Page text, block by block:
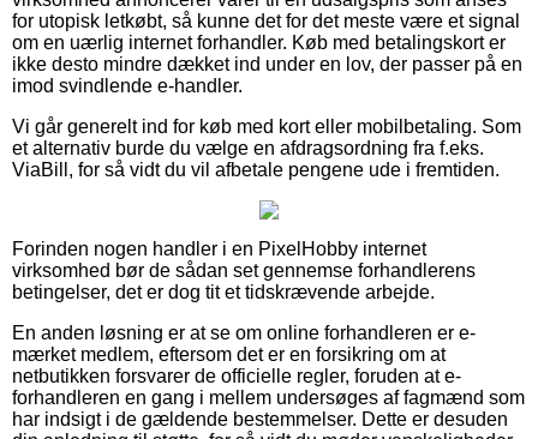
for utopisk letkøbt, så kunne det for det meste være et signal
om en uærlig internet forhandler. Køb med betalingskort er
ikke desto mindre dækket ind under en lov, der passer på en
imod svindlende e-handler.
Vi går generelt ind for køb med kort eller mobilbetaling. Som
et alternativ burde du vælge en afdragsordning fra f.eks.
ViaBill, for så vidt du vil afbetale pengene ude i fremtiden.
Forinden nogen handler i en PixelHobby internet
virksomhed bør de sådan set gennemse forhandlerens
betingelser, det er dog tit et tidskrævende arbejde.
En anden løsning er at se om online forhandleren er e-
mærket medlem, eftersom det er en forsikring om at
netbutikken forsvarer de officielle regler, foruden at e-
forhandleren en gang i mellem undersøges af fagmænd som
har indsigt i de gældende bestemmelser. Dette er desuden